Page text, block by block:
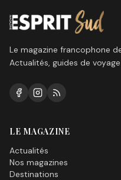
Le magazine francophone
Actualités, guides de
LE MAGAZINE
Actualités
Nos magazines
Destinations